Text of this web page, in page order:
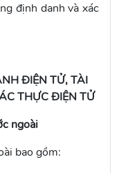
định danh và xác
ĐIỆN TỬ, TÀI
THỰC ĐIỆN TỬ
ngoài
bao gồm: